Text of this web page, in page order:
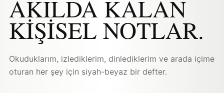
AKILDA KALAN
KIŞISEL NOTLAR.
Okuduklarım, izlediklerim, dinlediklerim ve arada içime
oturan her şey için siyah-beyaz bir defter.